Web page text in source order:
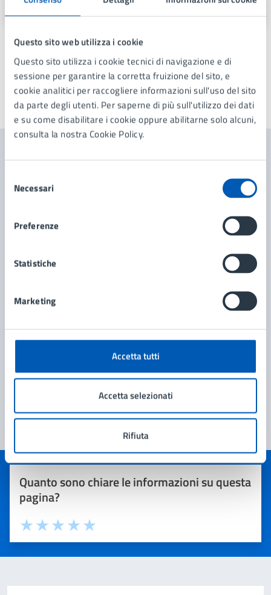
Questo sito web utilizza i cookie
Questo sito utilizza i cookie tecnici di navigazione e di
sessione per garantire la corretta fruizione del sito, e
cookie analitici per raccogliere informazioni sull'uso del sito
da parte degli utenti. Per saperne di più sull'utilizzo dei dati
e su come disabilitare i cookie oppure abilitarne solo alcuni,
consulta la nostra Cookie Policy.
delNecessari
Preferenze
Statistiche
Marketing
Accetta tutti
Accetta selezionati
Rifiuta
Ultimo aggiornamento:27/02/2026, 10:33
Quanto sono chiare le informazioni su questa
pagina?
Valuta 5 stelle su 5
Valuta 4 stelle su 5
Valuta 3 stelle su 5
Valuta 2 stelle su 5
Valuta 1 stelle su 5